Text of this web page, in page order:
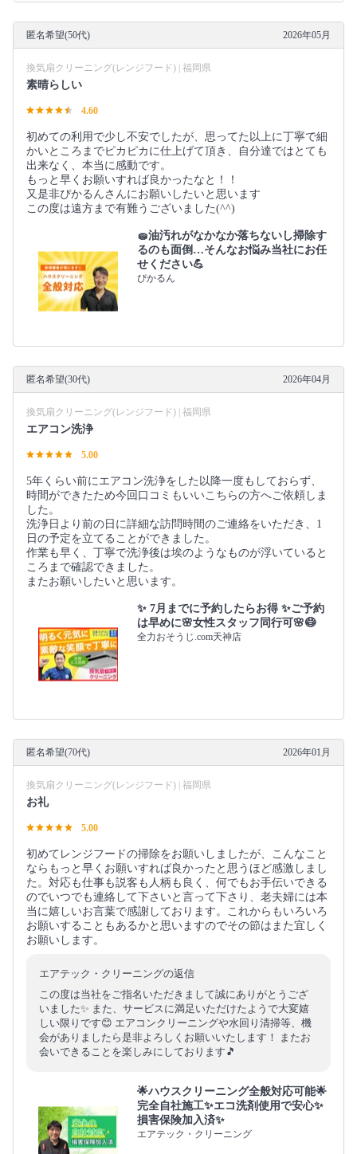
匿名希望(50代) 2026年05月
換気扇クリーニング(レンジフード) | 福岡県
素晴らしい
4.60
初めての利用で少し不安でしたが、思ってた以上に丁寧で細
かいところまでピカピカに仕上げて頂き、自分達ではとても
出来なく、本当に感動です。
もっと早くお願いすれば良かったなと！！
又是非ぴかるんさんにお願いしたいと思います
この度は遠方まで有難うございました(^^)
🧽油汚れがなかなか落ちないし掃除す
るのも面倒…そんなお悩み当社にお任
せください💪
ぴかるん
匿名希望(30代) 2026年04月
換気扇クリーニング(レンジフード) | 福岡県
エアコン洗浄
5.00
5年くらい前にエアコン洗浄をした以降一度もしておらず、
時間ができたため今回口コミもいいこちらの方へご依頼しま
した。
洗浄日より前の日に詳細な訪問時間のご連絡をいただき、1
日の予定を立てることができました。
作業も早く、丁寧で洗浄後は埃のようなものが浮いていると
ころまで確認できました。
またお願いしたいと思います。
✨ 7月までに予約したらお得 ✨ご予約
は早めに🌸女性スタッフ同行可🌸😷
全力おそうじ.com天神店
匿名希望(70代) 2026年01月
換気扇クリーニング(レンジフード) | 福岡県
お礼
5.00
初めてレンジフードの掃除をお願いしましたが、こんなこと
ならもっと早くお願いすれば良かったと思うほど感激しまし
た。対応も仕事も説客も人柄も良く、何でもお手伝いできる
のでいつでも連絡して下さいと言って下さり、老夫婦には本
当に嬉しいお言葉で感謝しております。これからもいろいろ
お願いすることもあるかと思いますのでその節はまた宜しく
お願いします。
エアテック・クリーニングの返信
この度は当社をご指名いただきまして誠にありがとうござ
いました✨ また、サービスに満足いただけたようで大変嬉
しい限りです😊 エアコンクリーニングや水回り清掃等、機
会がありましたら是非よろしくお願いいたします！ またお
会いできることを楽しみにしております🎵
🌟ハウスクリーニング全般対応可能🌟
完全自社施工✨エコ洗剤使用で安心✨
損害保険加入済✨
エアテック・クリーニング